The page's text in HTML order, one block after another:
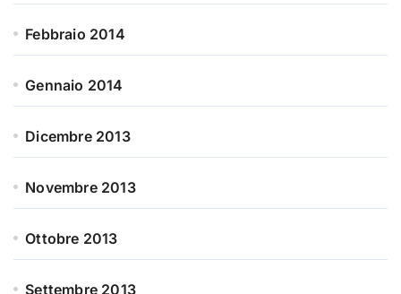
Febbraio 2014
Gennaio 2014
Dicembre 2013
Novembre 2013
Ottobre 2013
Settembre 2013